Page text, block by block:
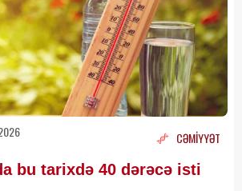
CƏMİYYƏT
bu tarixdə 40 dərəcə isti